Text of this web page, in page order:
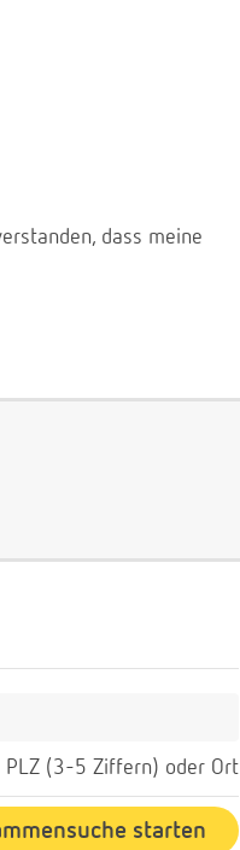
dass meine
PLZ (3-5 Ziffern) oder Ort